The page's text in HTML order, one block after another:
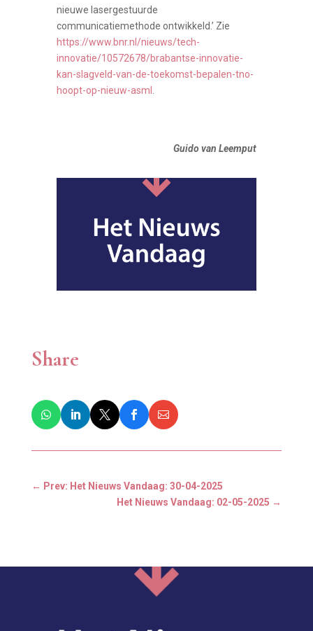
nieuwe lasergestuurde
communicatiemethode ontwikkeld.’ Zie
https://www.bnr.nl/nieuws/tech-
innovatie/10572678/brabantse-innovatie-
kan-slagveld-van-de-toekomst-bepalen-tno-
hoopt-op-nieuw-asml
Guido van Leemput
Share
← Prev: Het Nieuws Vandaag: 30-04-2025
Het Nieuws Vandaag: 02-05-2025 →